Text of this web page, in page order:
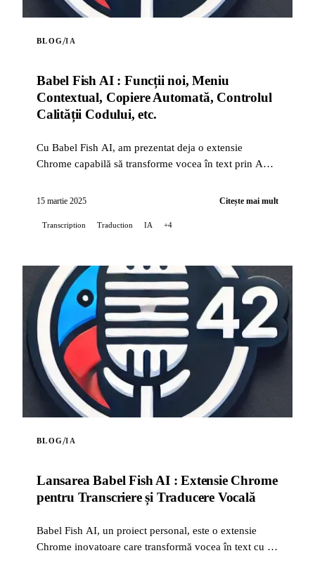
BLOG/IA
Babel Fish AI : Funcții noi, Meniu
Contextual, Copiere Automată, Controlul
Calității Codului, etc.
Cu Babel Fish AI, am prezentat deja o extensie
Chrome capabilă să transforme vocea în text prin API-
traduc...
15 martie 2025 Citește mai mult
Transcription Traduction IA +4
BLOG/IA
Lansarea Babel Fish AI : Extensie Chrome
pentru Transcriere și Traducere Vocală
Babel Fish AI, un proiect personal, este o extensie
Chrome inovatoare care transformă vocea în text cu o